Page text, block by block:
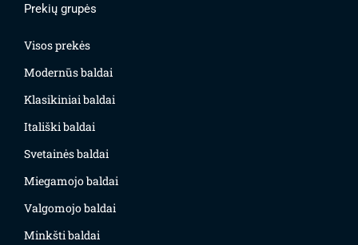
Prekių grupės
Visos prekės
Modernūs baldai
Klasikiniai baldai
Itališki baldai
Svetainės baldai
Miegamojo baldai
Valgomojo baldai
Minkšti baldai